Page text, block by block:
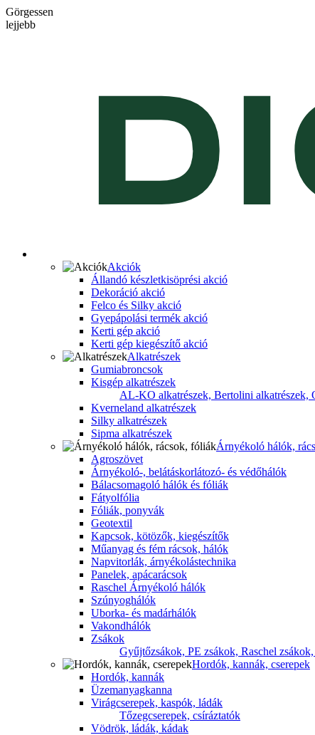
Görgessen
lejjebb
Akciók
Állandó készletkisöprési akció
Dekoráció akció
Felco és Silky akció
Gyepápolási termék akció
Kerti gép akció
Kerti gép kiegészítő akció
Alkatrészek
Gumiabroncsok
Kisgép alkatrészek
AL-KO alkatrészek, Bertolini alkatrészek,
Kverneland alkatrészek
Silky alkatrészek
Sipma alkatrészek
Árnyékoló hálók,
Agroszövet
Árnyékoló-, belátáskorlátozó- és védőhálók
Bálacsomagoló hálók és fóliák
Fátyolfólia
Fóliák, ponyvák
Geotextil
Kapcsok, kötözők, kiegészítők
Műanyag és fém rácsok, hálók
Napvitorlák, árnyékolástechnika
Panelek, apácarácsok
Raschel Árnyékoló hálók
Szúnyoghálók
Uborka- és madárhálók
Vakondhálók
Zsákok
Gyűjtőzsákok, PE zsákok, Raschel zsákok,
Hordók, kannák, cserepek
Hordók, kannák
Üzemanyagkanna
Virágcserepek, kaspók, ládák
Tőzegcserepek, csíráztatók
Vödrök, ládák, kádak